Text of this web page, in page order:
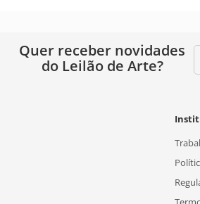
Quer receber novidades
do Leilão de Arte?